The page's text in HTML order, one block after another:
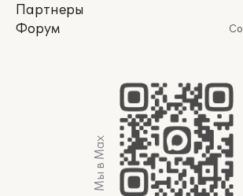
Партнеры
Форум
Мы в Max